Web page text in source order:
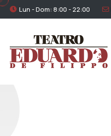
Lun - Dom: 8:00 - 22:00